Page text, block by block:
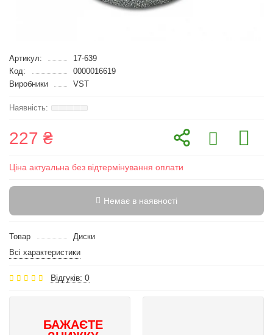
Артикул:
17-639
Код:
0000016619
Виробники
VST
227 ₴
Ціна актуальна без відтермінування оплати
Немає в наявності
Товар
Диски
Всі характеристики
Відгуків: 0
БАЖАЄТЕ